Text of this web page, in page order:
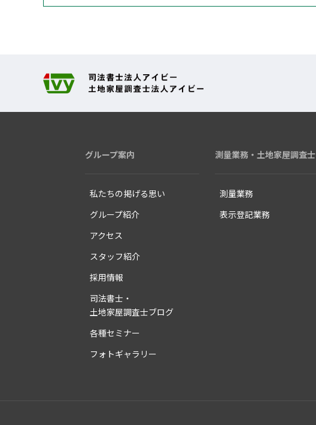
グループ案内
私たちの掲げる思い
グループ紹介
アクセス
スタッフ紹介
採用情報
司法書士・
土地家屋調査士ブログ
各種セミナー
フォトギャラリー
測量業務・ 土地家屋調査士
測量業務
表示登記業務